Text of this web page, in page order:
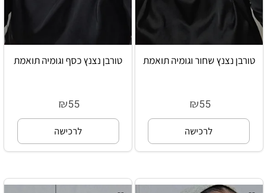
טורבן נצנץ שחור וגומיה תואמת
₪55
לרכישה
טורבן נצנץ כסף וגומיה תואמת
₪55
לרכישה